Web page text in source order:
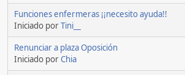
Funciones enfermeras ¡¡necesito ayuda!!
Iniciado porTini__
Renunciar a plaza Oposición
Iniciado porChia